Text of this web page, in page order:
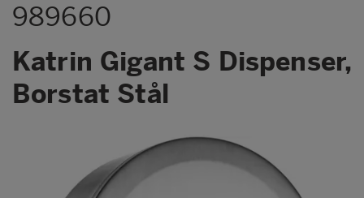
989660
Katrin Gigant S Dispenser,
Borstat Stål